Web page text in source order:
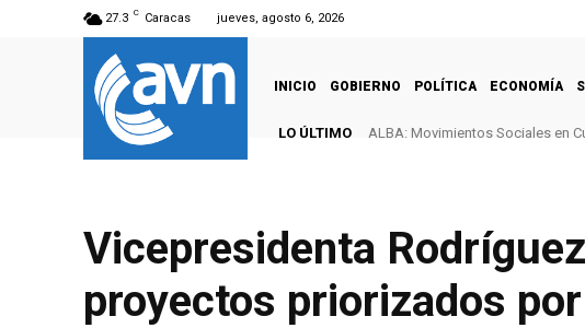
27.3 C Caracas jueves, agosto 6, 2026
INICIO GOBIERNO POLÍTICA ECONOMÍA
LO ÚLTIMO ALBA: Movimientos Sociales en
Vicepresidenta
proyectos priorizados